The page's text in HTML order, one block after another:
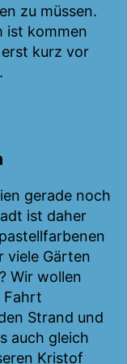
zu müssen.
ist kommen
kurz vor
gerade noch
ist daher
viele Gärten
Wir wollen
Fahrt
Strand und
auch gleich
Kristof